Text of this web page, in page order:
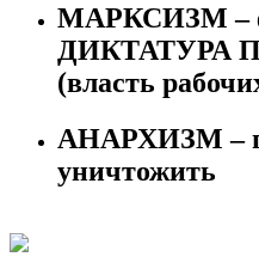
МАРКСИЗМ –
ДИКТАТУРА
(власть
АНАРХИЗМ –
уничтожить